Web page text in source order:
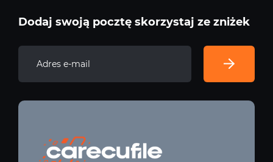
Dodaj swoją pocztę skorzystaj ze zniżek